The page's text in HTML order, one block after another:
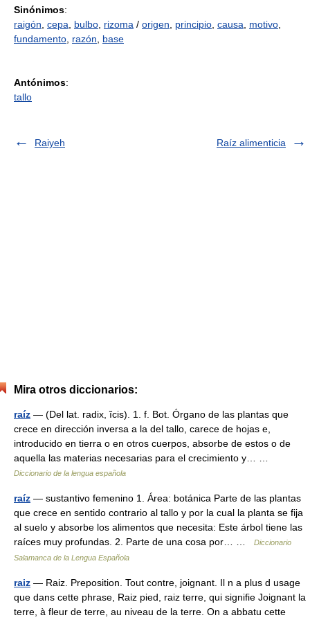
Sinónimos:
raigón cepa bulbo rizoma / origen principio causa motivo
fundamento razón base
Antónimos:
tallo
Raiyeh Raíz alimenticia
Mira otros diccionarios:
raíz — (Del lat. radix, ĭcis). 1. f. Bot. Órgano de las plantas que
crece en dirección inversa a la del tallo, carece de hojas e,
introducido en tierra o en otros cuerpos, absorbe de estos o de
aquella las materias necesarias para el crecimiento y… …
Diccionario de la lengua española
raíz — sustantivo femenino 1. Área: botánica Parte de las plantas
que crece en sentido contrario al tallo y por la cual la planta se fija
al suelo y absorbe los alimentos que necesita: Este árbol tiene las
raíces muy profundas. 2. Parte de una cosa por… …
Diccionario
Salamanca de la Lengua Española
raiz — Raiz. Preposition. Tout contre, joignant. Il n a plus d usage
que dans cette phrase, Raiz pied, raiz terre, qui signifie Joignant la
terre, à fleur de terre, au niveau de la terre. On a abbatu cette